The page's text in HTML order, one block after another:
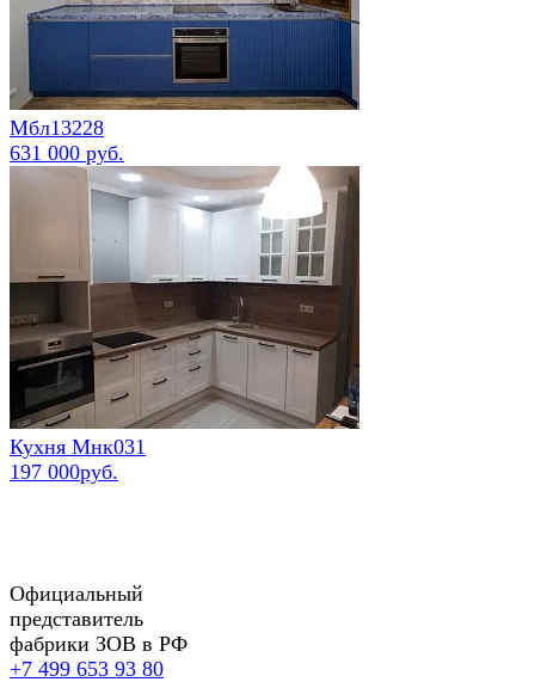
Мбл13228
631 000 руб.
Кухня Мнк031
197 000руб.
Официальный
представитель
фабрики ЗОВ в РФ
+7 499 653 93 80